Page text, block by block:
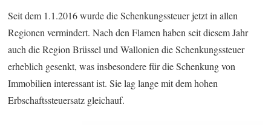
Seit dem 1.1.2016 wurde die Schenkungssteuer jetzt in allen
Regionen vermindert. Nach den Flamen haben seit diesem Jahr
auch die Region Brüssel und Wallonien die Schenkungssteuer
erheblich gesenkt, was insbesondere für die Schenkung von
Immobilien interessant ist. Sie lag lange mit dem hohen
Erbschaftssteuersatz gleichauf.